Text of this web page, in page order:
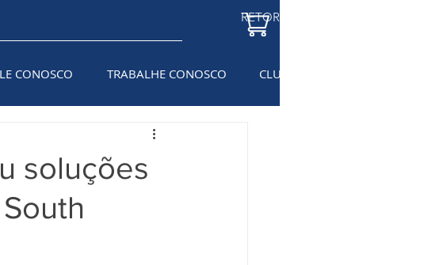
RETORNAR À LOJA
CONOSCO TRABALHE CONOSCO CLUBE DO ELETRICISTA
soluções